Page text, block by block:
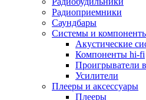
Смартфоны и планшеты
Смартфоны
Планшетные
Смарт-часы
Сотовые
Планшеты для
Электронные
Аксессуары для
Внешние
Радиоприемники
Саундбары
Системы и
Акустические
Компоненты hi-fi
Проигрыватели
Усилители
Плееры и аксессуары
Плееры